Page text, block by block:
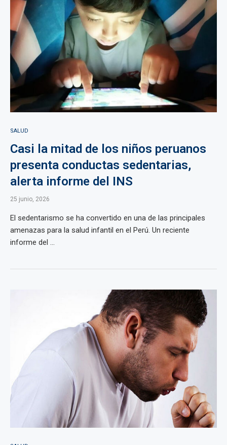
SALUD
Casi la mitad de los niños peruanos
presenta conductas sedentarias,
alerta informe del INS
25 junio, 2026
El sedentarismo se ha convertido en una de las principales
amenazas para la salud infantil en el Perú. Un reciente
informe del ...